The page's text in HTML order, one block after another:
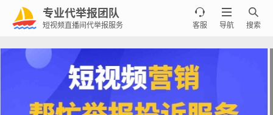
专业代举报团队
短视频直播间代举报服务

搜索

导航

客服